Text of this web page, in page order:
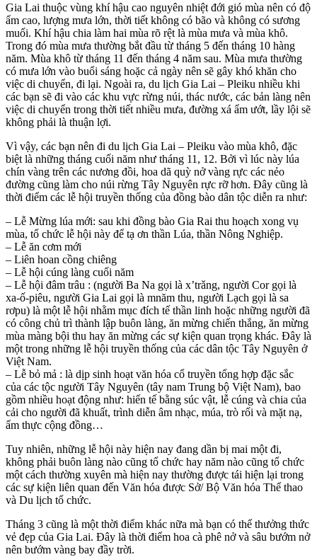
Gia Lai thuộc vùng khí hậu cao nguyên nhiệt đới gió mùa nên có độ
ẩm cao, lượng mưa lớn, thời tiết không có bão và không có sương
muối. Khí hậu chia làm hai mùa rõ rệt là mùa mưa và mùa khô.
Trong đó mùa mưa thường bắt đầu từ tháng 5 đến tháng 10 hàng
năm. Mùa khô từ tháng 11 đến tháng 4 năm sau. Mùa mưa thường
có mưa lớn vào buổi sáng hoặc cả ngày nên sẽ gây khó khăn cho
việc di chuyển, đi lại. Ngoài ra, du lịch Gia Lai – Pleiku nhiều khi
các bạn sẽ đi vào các khu vực rừng núi, thác nước, các bản làng nên
việc di chuyển trong thời tiết nhiều mưa, đường xá ẩm ướt, lầy lội sẽ
không phải là thuận lợi.
Vì vậy, các bạn nên đi du lịch Gia Lai – Pleiku vào mùa khô, đặc
biệt là những tháng cuối năm như tháng 11, 12. Bởi vì lúc này lúa
chín vàng trên các nương đồi, hoa dã quỳ nở vàng rực các nẻo
đường cũng làm cho núi rừng Tây Nguyên rực rỡ hơn. Đây cũng là
thời điểm các lễ hội truyền thống của đồng bào dân tộc diễn ra như:
– Lễ Mừng lúa mới: sau khi đồng bào Gia Rai thu hoạch xong vụ
mùa, tổ chức lễ hội này để tạ ơn thần Lúa, thần Nông Nghiệp.
– Lễ ăn cơm mới
– Liên hoan cồng chiêng
– Lễ hội cúng làng cuối năm
– Lễ hội đâm trâu : (người Ba Na gọi là x’trǎng, người Cor gọi là
xa-ố-piêu, người Gia Lai gọi là mnăm thu, người Lạch gọi là sa
rơpu) là một lễ hội nhằm mục đích tế thần linh hoặc những người đã
có công chủ trì thành lập buôn làng, ăn mừng chiến thắng, ăn mừng
mùa màng bội thu hay ăn mừng các sự kiện quan trọng khác. Đây là
một trong những lễ hội truyền thống của các dân tộc Tây Nguyên ở
Việt Nam.
– Lễ bỏ mả : là dịp sinh hoạt văn hóa cổ truyền tổng hợp đặc sắc
của các tộc người Tây Nguyên (tây nam Trung bộ Việt Nam), bao
gồm nhiều hoạt động như: hiến tế bằng súc vật, lễ cúng và chia của
cải cho người đã khuất, trình diễn âm nhạc, múa, trò rối và mặt nạ,
ẩm thực cộng đồng…
Tuy nhiên, những lễ hội này hiện nay đang dần bị mai một đi,
không phải buôn làng nào cũng tổ chức hay năm nào cũng tổ chức
một cách thường xuyên mà hiện nay thường được tái hiện lại trong
các sự kiện liên quan đến Văn hóa được Sở/ Bộ Văn hóa Thể thao
và Du lịch tổ chức.
Tháng 3 cũng là một thời điểm khác nữa mà bạn có thể thưởng thức
vẻ đẹp của Gia Lai. Đây là thời điểm hoa cà phê nở và sâu bướm nở
nên bướm vàng bay đầy trời.